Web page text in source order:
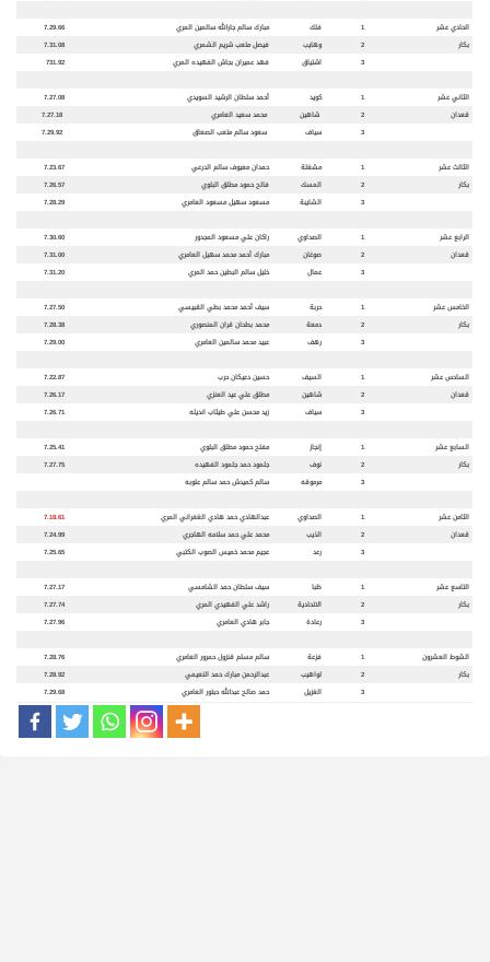
الحادي عشر 1 فلك مبارك سالم جارالله سالمين المري
7.29.66
بكار
2 وهايب فيصل متعب شريم الشمري
7.31.08
3
اشتياق فهد عميران بجاش الفهيده المري 731.92
الثاني عشر 1 كويد أحمد سلطان الرشيد السويدي
7.27.08
قعدان
2 شاهين محمد سعيد العامري
3
سياف سعود سالم متعب الصعاق
الثالث عشر 1 مشغلة حمدان معيوف سالم الدرعي
7.23.67
بكار
2 المسك فالح حمود مطلق البلوي
7.26.57
3
الشايبة مسعود سهيل مسعود العامري 7.28.29
الرابع عشر 1 الصداوي راكان علي مسعود المجدور
7.30.60
قعدان
2 صوغان مبارك أحمد محمد سهيل العامري
7.31.00
3
عمال خليل سالم البطين حمد المري 7.31.20
الخامس عشر 1 حربة سيف أحمد محمد بطي القبيسي
7.27.50
بكار
2 دمعة محمد بطحان قران المنصوري
7.28.38
3
رهف عبيد محمد سالمين العامري 7.29.00
السادس عشر 1 السيف حسين دعيكان حرب
7.22.87
قعدان
2 شاهين مطلق علي عيد العنزي
7.26.17
3
سياف زيد محسن علي طيثاب انديله 7.26.71
السابع عشر 1 إنجاز مفلح حمود مطلق البلوي
7.25.41
بكار
2 نوف جلمود حمد جلمود الفهيده
7.27.75
3
مرموقه سالم كميدش حمد سالم علوبه
الثامن عشر 1 الصداوي عبدالهادي حمد هادي الغفراني المري
7.18.61
قعدان
2 الذيب محمد علي حمد سلامه الهاجري
7.24.99
3
رعد عجيم محمد خميس الصوب الكتبي 7.25.65
التاسع عشر 1 ظبا سيف سلطان حمد الشامسي
7.27.17
بكار
2 الاتحادية راشد علي الفهيدي المري
7.27.74
3
رعادة جابر هادي العامري 7.27.96
الشوط العشرون 1 فزعة سالم مسلم قنزول حمرور العامري
7.28.76
بكار
2 لواهيب عبدالرحمن مبارك حمد النعيمي
7.28.92
3
الغزيل حمد صالح عبدالله حبتور العامري 7.29.68